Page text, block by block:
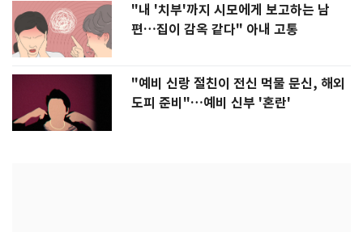
"내 '치부'까지 시모에게 보고하는 남
편…집이 감옥 같다" 아내 고통
"예비 신랑 절친이 전신 먹물 문신, 해외
도피 준비"…예비 신부 '혼란'